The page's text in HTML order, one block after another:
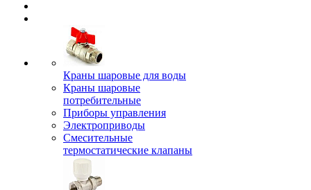
Краны шаровые для воды
Краны шаровые
потребительные
Приборы управления
Электроприводы
Смесительные
термостатические клапаны